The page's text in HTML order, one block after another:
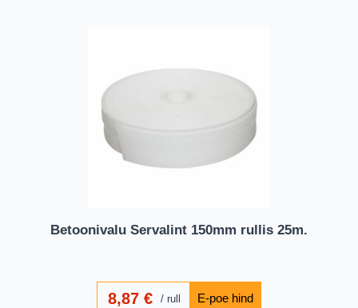
Betoonivalu Servalint 150mm rullis 25m.
8,87€ rull